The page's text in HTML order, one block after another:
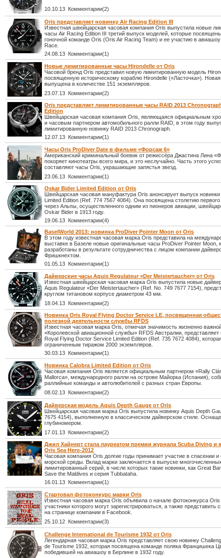
10.10.13 Комментарии(2)
Oris представляет новинку Air Racing Edition III
Известная швейцарская часовая компания Oris выпустила новые
часы Air Racing Edition III третий выпуск моделей, которые
гоночной команде Oris (Oris Air Racing Team) и ее участию в
Race.
24.08.13 Комментарии(1)
Новые лимитированные часы Hirondelle от Oris
Часовой бренд Oris представил новую лимитированную модель
посвященную историческому кораблю Hirondelle («Ласточка»). Новая
выпущена в количестве 151 экземпляров.
23.07.13 Комментарии(2)
Oris представляет лимитированные часы RAID 2013
Edition
Швейцарская часовая компания Oris, являющаяся официальным
и часовым партнером автомобильного ралли RAID, в этом году
лимитированную новинку RAID 2013 Chronograph.
12.07.13 Комментарии(1)
Часы Oris ProDiver Date в фильме «Форсаж 6»
Американский криминальный боевик от режиссёра Джастина Лина
покоряет кинотеатры всего мира, и это неслучайно. Часть этого
составляют часы Oris, украшающие запястья звезд.
23.06.13 Комментарии(1)
Oskar Bider Limited Edition от Oris
Швейцарская часовая мануфактура Oris анонсирует выпуск
Limited Edition (Ref. 774 7567 4084). Она посвящена столетию первого
через Альпы, осуществленного одним из пионеров авиации,
Oskar Bider в 1913 году.
19.06.13 Комментарии(4)
BaselWorld 2013: новинка ProDiver Pointer Moon от Oris
В этом году известная часовая марка Oris представила на
выставке в Базеле новые оригинальные часы ProDiver Pointer Moon,
разработаны в результате сотрудничества с лицом компании
Фришкнехтом.
01.05.13 Комментарии(1)
Дайверские часы Aquis Regulateur «Der Meistertaucher» от Oris
Известная швейцарская часовая марка Oris выпустила новые
Aquis Regulateur «Der Meistertaucher» (Ref. No. 749 7677 7154),
круглом титановом корпусе диаметром 43 мм.
18.04.13 Комментарии(2)
Новинка Oris Royal Flying Doctor Service LE, посвященная
полезной деятельности службы RFDS
Известная часовая марка Oris, отмечая значимость жизненно
«Королевской авиационной службы» RFDS Австралии, представляет
Royal Flying Doctor Service Limited Edition (Ref. 735 7672 4084),
ограниченным тиражом 2000 экземпляров.
30.03.13 Комментарии(1)
Новинка Calobra Limited Edition от Oris
Часовая компания Oris является официальным партнером «Rally
Mallorca», международного ралли на острове Майорка (Испания),
раллийные команды и автолюбителей с разных стран Европы.
08.02.13 Комментарии(2)
Дайверская модель Aquis Depth Gauge от Oris
Швейцарская часовая марка Oris выпустила новинку Aquis Depth
7675 4154), выполненную в классическом дайверском стиле.
глубиномером.
17.01.13 Комментарии(2)
Джил Хайнерт стала лауреатом премии журнала Scuba Diving и
Oris Sea Hero-2012
Часовая компания Oris долгие годы принимает участие в спасении и
морской среды. Вклад марки заключается в выпуске
лимитированный серий, в числе которых такие новинки, как Great
Save the Maldives и серия Tubbataha.
16.01.13 Комментарии(1)
Стартовал фотоконкурс марки Oris
Известная часовая марка Oris объявила о начале фотоконкурса
участники которого могут зарегистрироваться, а также представить
на странице компании в Facebook.
25.10.12 Комментарии(3)
Challenge International de Tourisme 1932 от Oris
Легендарная часовая марка Oris представляет свою новинку
de Tourisme 1932, которая посвящена команде поляка Францишека
победившей на авиашоу в Берлине в 1932 году.